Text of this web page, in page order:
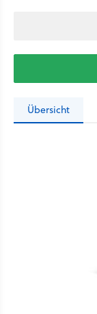
Übersicht